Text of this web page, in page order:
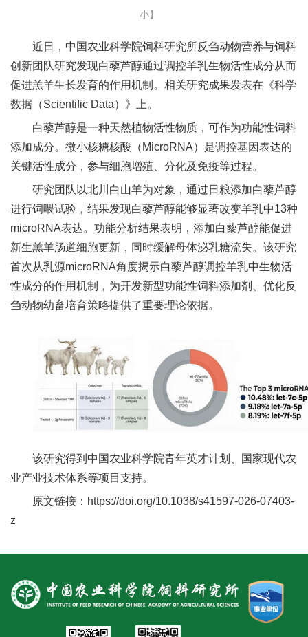
团
队
技
平
成
转
化
究
交
小】
近日，中国农业科学院饲料研究所反刍动物营养与饲料
创新团队研究发现白藜芦醇通过调控羊乳生物活性成分从而
促进羔羊生长发育的作用机制。相关研究成果发表在《科学
数据（Scientific Data）》上。
白藜芦醇是一种天然植物活性物质，可作为功能性饲料
添加成分。微小核糖核酸（MicroRNA）是调控基因表达的
关键活性成分，参与细胞增殖、分化及免疫等过程。
研究团队以北川白山羊为对象，通过日粮添加白藜芦醇
进行饲喂试验，结果发现白藜芦醇能够显著改变羊乳中13种
microRNA表达。功能分析结果表明，添加白藜芦醇能促进
新生羔羊肠道细胞更新，同时缓解母体泌乳糖流失。该研究
首次从乳源microRNA角度揭示白藜芦醇调控羊乳中生物活
性成分的作用机制，为开发新型功能性饲料添加剂、优化反
刍动物幼畜培育策略提供了重要理论依据。
该研究得到中国农业科学院青年英才计划、国家现代农
业产业技术体系等项目支持。
原文链接：https://doi.org/10.1038/s41597-026-07403-
z